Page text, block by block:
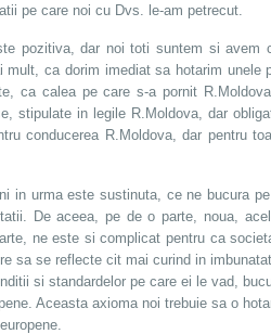
pe care noi cu Dvs. le-am petrecut.
pozitiva, dar noi toti suntem si avem
ca dorim imediat sa hotarim unele
ca calea pe care s-a pornit
stipulate in legile R.Moldova, dar
conducerea R.Moldova, dar pentru
in urma este sustinuta, ce ne bucura
De aceea, pe de o parte, noua,
ne este si complicat pentru ca
sa se reflecte cit mai curind in
si standardelor pe care ei le vad,
Aceasta axioma noi trebuie sa o